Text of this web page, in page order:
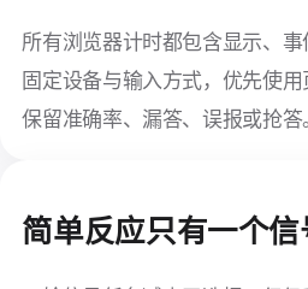
所有浏览器计时都包含显示、
固定设备与输入方式，优先使
保留准确率、漏答、误报或抢答
简单反应只有一个